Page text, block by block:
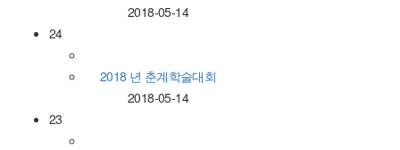
2018-05-14
24
2018 년 춘계학술대회
2018-05-14
23